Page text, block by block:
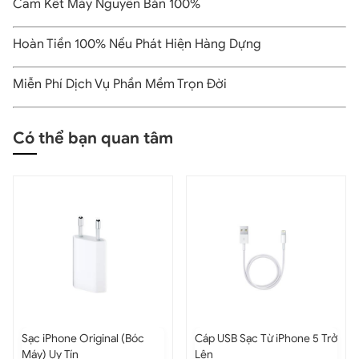
Hướng dẫn sử dụng Samsung Galaxy SmartTag
Bước 1: Khi bạn cần theo dõi một thứ gì đó, hãy gắn SmartTag
Cam Kết Máy Nguyên Bản 100%
Hoàn Tiền 100% Nếu Phát Hiện Hàng Dựng
Miễn Phí Dịch Vụ Phần Mềm Trọn Đời
Có thể bạn quan tâm
USB Sạc Từ iPhone 5 Trở
Tai nghe Apple AirPods Pro
Sạc Không Dây New Seal
Tai